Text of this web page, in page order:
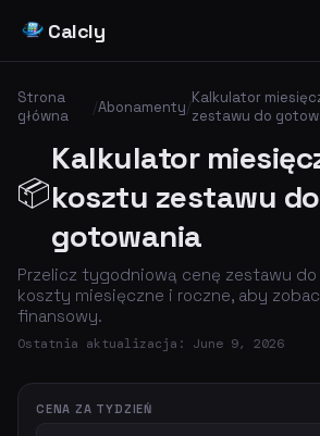
Calcly
Strona
główna
/Abonamenty/Kalkulator
zestawu do
📦
Kalkulator
kosztu zestawu do
gotowania
Przelicz tygodniową cenę zestawu
koszty miesięczne i roczne, aby
finansowy.
Ostatnia aktualizacja: June 9, 2026
CENA ZA TYDZIEŃ